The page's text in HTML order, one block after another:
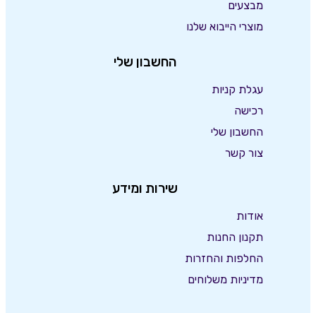
מבצעים
מוצרי הייבוא שלנו
החשבון שלי
עגלת קניות
רכישה
החשבון שלי
צור קשר
שירות ומידע
אודות
תקנון החנות
החלפות והחזרות
מדיניות משלוחים